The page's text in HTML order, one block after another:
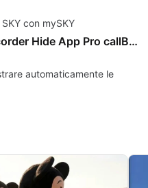
con mySKY
Automatic Call Recorder Hide App Pro callBOX
automaticamente le